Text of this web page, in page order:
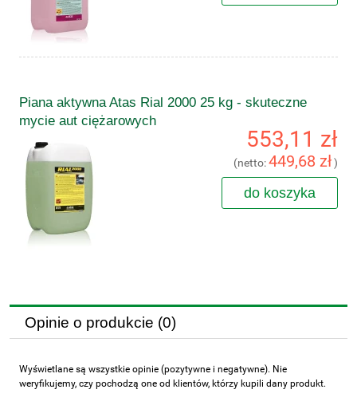
Piana aktywna Atas Rial 2000 25 kg - skuteczne
mycie aut ciężarowych
553,11 zł
(netto:449,68 zł)
do koszyka
Opinie o produkcie (0)
Wyświetlane są wszystkie opinie (pozytywne i negatywne). Nie
weryfikujemy, czy pochodzą one od klientów, którzy kupili dany produkt.